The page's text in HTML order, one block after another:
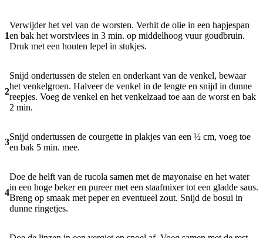
1
Verwijder het vel van de worsten. Verhit de olie in een hapjespan
en bak het worstvlees in 3 min. op middelhoog vuur goudbruin.
Druk met een houten lepel in stukjes.
2
Snijd ondertussen de stelen en onderkant van de venkel, bewaar
het venkelgroen. Halveer de venkel in de lengte en snijd in dunne
reepjes. Voeg de venkel en het venkelzaad toe aan de worst en bak
2 min.
3
Snijd ondertussen de courgette in plakjes van een ½ cm, voeg toe
en bak 5 min. mee.
4
Doe de helft van de rucola samen met de mayonaise en het water
in een hoge beker en pureer met een staafmixer tot een gladde saus.
Breng op smaak met peper en eventueel zout. Snijd de bosui in
dunne ringetjes.